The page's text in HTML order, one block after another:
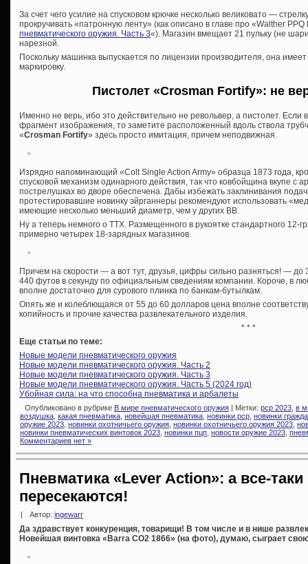
За счет чего усилие на спусковом крючке несколько великовато —
прокручивать «патронную ленту» (как описано в главе про «Walther PPQ
пневматического оружия. Часть 3«). Магазин вмещает 21 пульку (не
нарезной.
Поскольку машинка выпускается по лицензии производителя, она
маркировку.
Пистолет «Crosman Fortify»: не
Именно не верь, ибо это действительно не револьвер, а пистолет.
фрагмент изображения, то заметите расположенный вдоль ствола
«Crosman Fortify» здесь просто имитация, причем неподвижная.
Изрядно напоминающий «Colt Single Action Army» образца 1873 года,
спусковой механизм одинарного действия, так что ковбойщина вкупе с
пострелушках во дворе обеспечена. Дабы избежать заклинивания
протестировавшие новинку эйрганнеры рекомендуют использовать
имеющие несколько меньший диаметр, чем у других ВВ.
Ну а теперь немного о ТТХ. Размещенного в рукоятке стандартного 12-
примерно четырех 18-зарядных магазинов.
Причем на скорости — а вот тут, друзья, цифры сильно разняться! —
440 футов в секунду по официальным сведениям компании. Короче, в
вполне достаточно для сурового плинка по банкам-бутылкам.
Опять же и колеблющаяся от 55 до 60 долларов цена вполне
копийность и прочие качества развлекательного изделия.
* * *
Еще статьи по теме:
Новые модели пневматического оружия
Новые модели пневматического оружия. Часть 2
Новые модели пневматического оружия. Часть 3
Новые модели пневматического оружия. Часть 5 (2024 год)
Убойная сила: на что способна пневматика и арбалеты
Опубликовано в рубрике В мире пневматического оружия | Метки: pcp 2023 в
воздушка какая пневматика новейшая пневматика новинки pcp новинки
оружие 2023 новинки охотничьего оружия новинки охотничьего оружия 2023
новинки пневматических винтовок 2023 новинки пцп новости оружие 2023
Комментариев нет »
Пневматика «Lever Action»: а все-
пересекаются!
| Автор: ingewarr
Да здравствует конкуренция, товарищи! В том числе и в нише
Новейшая винтовка «Barra CO2 1866» (на фото), думаю, сыграет